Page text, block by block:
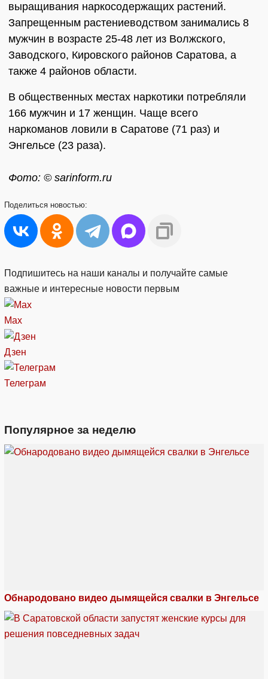
выращивания наркосодержащих растений.
Запрещенным растениеводством занимались 8
мужчин в возрасте 25-48 лет из Волжского,
Заводского, Кировского районов Саратова, а
также 4 районов области.
В общественных местах наркотики потребляли
166 мужчин и 17 женщин. Чаще всего
наркоманов ловили в Саратове (71 раз) и
Энгельсе (23 раза).
Фото: © sarinform.ru
Поделиться новостью:
Подпишитесь на наши каналы и получайте самые
важные и интересные новости первым
Max
Дзен
Телеграм
Популярное за неделю
Обнародовано видео дымящейся свалки в Энгельсе